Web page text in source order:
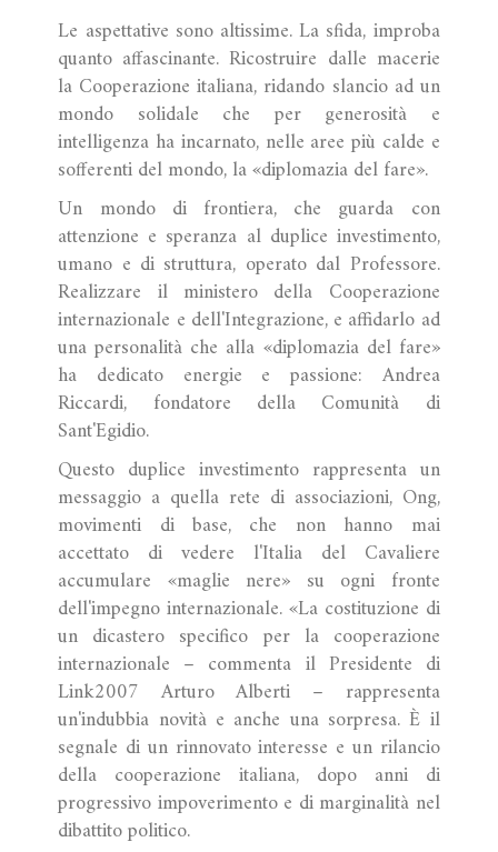
Le aspettative sono altissime. La sfida, improba
quanto affascinante. Ricostruire dalle macerie
la Cooperazione italiana, ridando slancio ad un
mondo solidale che per generosità e
intelligenza ha incarnato, nelle aree più calde e
sofferenti del mondo, la «diplomazia del fare».
Un mondo di frontiera, che guarda con
attenzione e speranza al duplice investimento,
umano e di struttura, operato dal Professore.
Realizzare il ministero della Cooperazione
internazionale e dell'Integrazione, e affidarlo ad
una personalità che alla «diplomazia del fare»
ha dedicato energie e passione: Andrea
Riccardi, fondatore della Comunità di
Sant'Egidio.
Questo duplice investimento rappresenta un
messaggio a quella rete di associazioni, Ong,
movimenti di base, che non hanno mai
accettato di vedere l'Italia del Cavaliere
accumulare «maglie nere» su ogni fronte
dell'impegno internazionale. «La costituzione di
un dicastero specifico per la cooperazione
internazionale – commenta il Presidente di
Link2007 Arturo Alberti – rappresenta
un'indubbia novità e anche una sorpresa. È il
segnale di un rinnovato interesse e un rilancio
della cooperazione italiana, dopo anni di
progressivo impoverimento e di marginalità nel
dibattito politico.